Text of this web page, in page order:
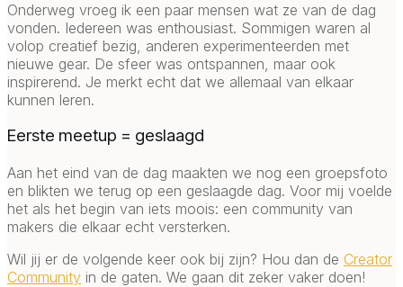
Onderweg vroeg ik een paar mensen wat ze van de dag
vonden. Iedereen was enthousiast. Sommigen waren al
volop creatief bezig, anderen experimenteerden met
nieuwe gear. De sfeer was ontspannen, maar ook
inspirerend. Je merkt echt dat we allemaal van elkaar
kunnen leren.
Eerste meetup = geslaagd
Aan het eind van de dag maakten we nog een groepsfoto
en blikten we terug op een geslaagde dag. Voor mij voelde
het als het begin van iets moois: een community van
makers die elkaar echt versterken.
Wil jij er de volgende keer ook bij zijn? Hou dan de Creator
Community in de gaten. We gaan dit zeker vaker doen!